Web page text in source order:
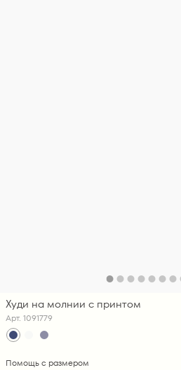
Худи на молнии с принтом
Арт. 1091779
Помощь с размером